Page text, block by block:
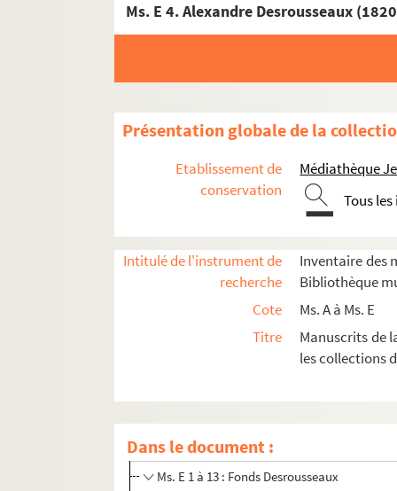
Présentation globale de la
Etablissement de
conservation
Médiathèque
Tous
Intitulé de l'instrument de
recherche
Inventaire des
Bibliothèque
Cote
Ms. A à Ms. E
Titre
Manuscrits de
les collections
Dans le document :
Ms. E
Ms. E 1 à 13 : Fonds Desrousseaux